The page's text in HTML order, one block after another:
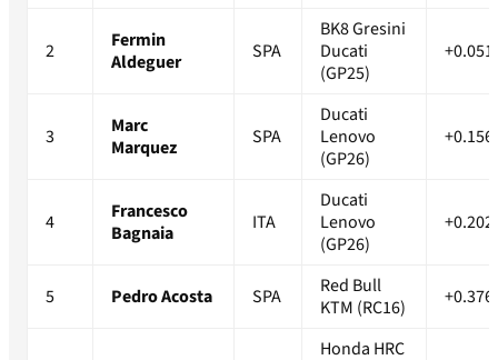
2
Fermin
Aldeguer
SPA
BK8 Gresini
Ducati
(GP25)
3
Marc
Marquez
SPA
Ducati
Lenovo
(GP26)
4
Francesco
Bagnaia
ITA
Ducati
Lenovo
(GP26)
5 Pedro Acosta SPA
Red Bull
KTM (RC16)
Honda HRC